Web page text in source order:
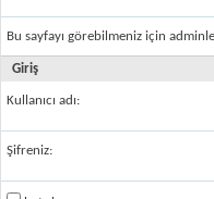
Bu sayfayı görebilmeniz için
Giriş
Kullanıcı adı:
Şifreniz: